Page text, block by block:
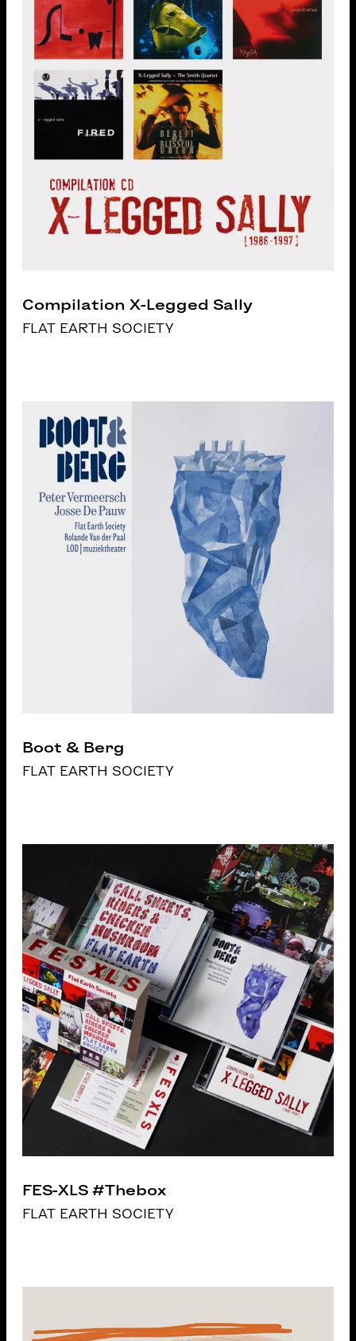
Compilation X-Legged Sally
FLAT EARTH SOCIETY
Boot & Berg
FLAT EARTH SOCIETY
FES-XLS #Thebox
FLAT EARTH SOCIETY